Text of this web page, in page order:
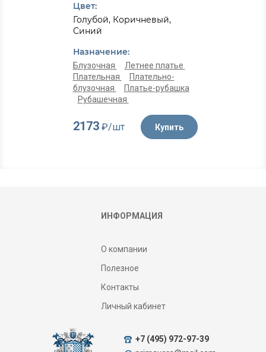
Цвет:
Голубой, Коричневый,
Синий
Назначение:
Блузочная
Летнее платье
Плательная
Плательно-
блузочная
Платье-рубашка
Рубашечная
2173₽/шт Купить
ИНФОРМАЦИЯ
О компании
Полезное
Контакты
Личный кабинет
+7 (495) 972-97-39